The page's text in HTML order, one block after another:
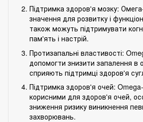
Підтримка здоров'я мозку:
значення для розвитку і
також можуть підтримувати
пам'ять і настрій.
Протизапальні властивості:
допомогти знизити запалення в
сприяють підтримці здоров'я
Підтримка здоров'я очей:
корисними для здоров'я очей,
зниження ризику виникнення
захворювань.